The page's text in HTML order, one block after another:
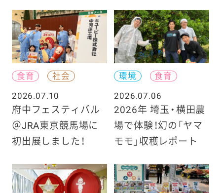
食育
社会
2026.07.10
府中フェスティバル
＠JRA東京競馬場に
初出展しました！
環境
食育
2026.07.06
2026年 埼玉・横田農
場で体験！幻の「ヤマ
モモ」収穫レポート